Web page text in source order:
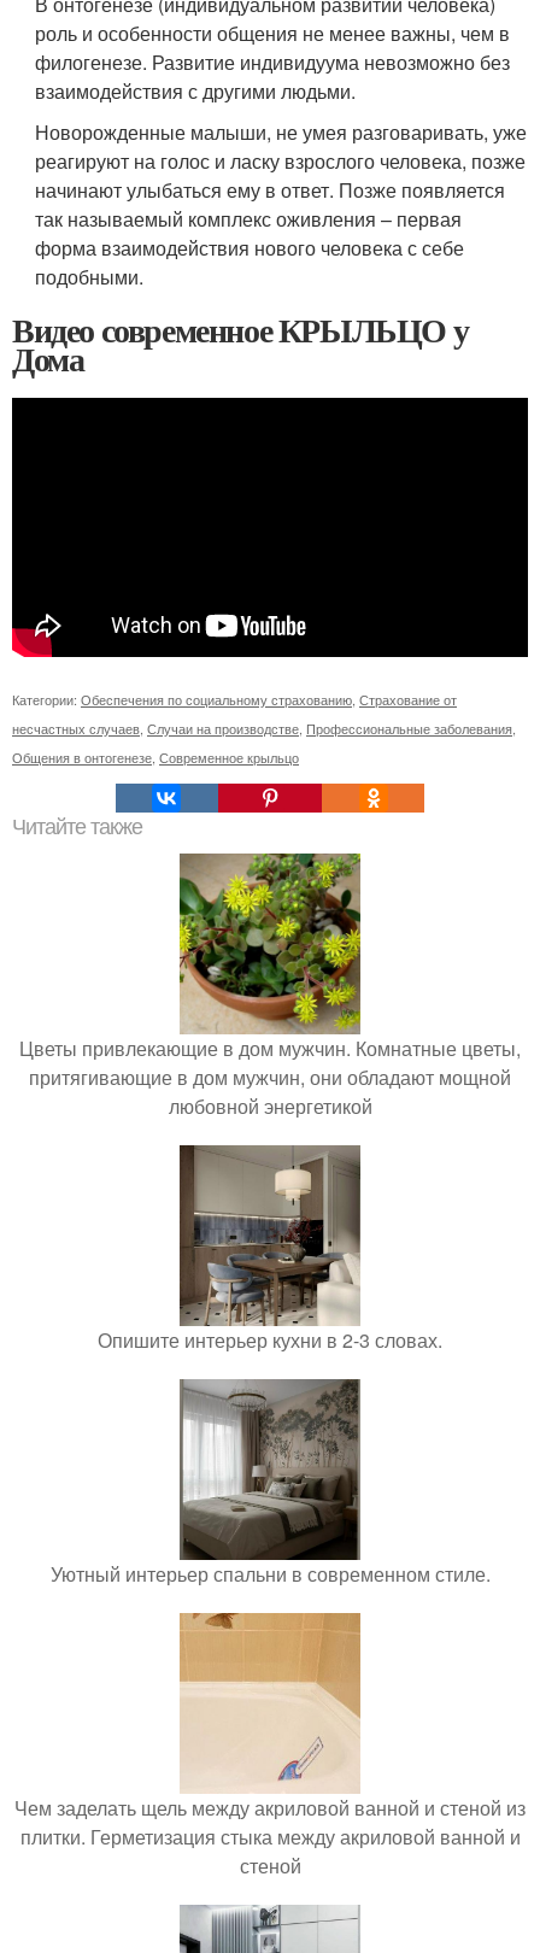
роль и особенности общения не менее важны, чем в
филогенезе. Развитие индивидуума невозможно без
взаимодействия с другими людьми.
Новорожденные малыши, не умея разговаривать, уже
реагируют на голос и ласку взрослого человека, позже
начинают улыбаться ему в ответ. Позже появляется
так называемый комплекс оживления – первая
форма взаимодействия нового человека с себе
подобными.
Видео современное КРЫЛЬЦО у
Дома
Категории: Обеспечения по социальному страхованию Страхование от
несчастных случаев Случаи на производстве Профессиональные заболевания
Общения в онтогенезе Современное крыльцо
Читайте также
Цветы привлекающие в дом мужчин. Комнатные цветы,
притягивающие в дом мужчин, они обладают мощной
любовной энергетикой
Опишите интерьер кухни в 2-3 словах.
Уютный интерьер спальни в современном стиле.
Чем заделать щель между акриловой ванной и стеной из
плитки. Герметизация стыка между акриловой ванной и
стеной